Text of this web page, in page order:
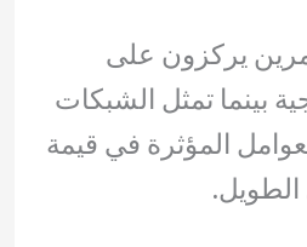
يركزون على
بينما تمثل الشبكات
المؤثرة في قيمة
الطويل.